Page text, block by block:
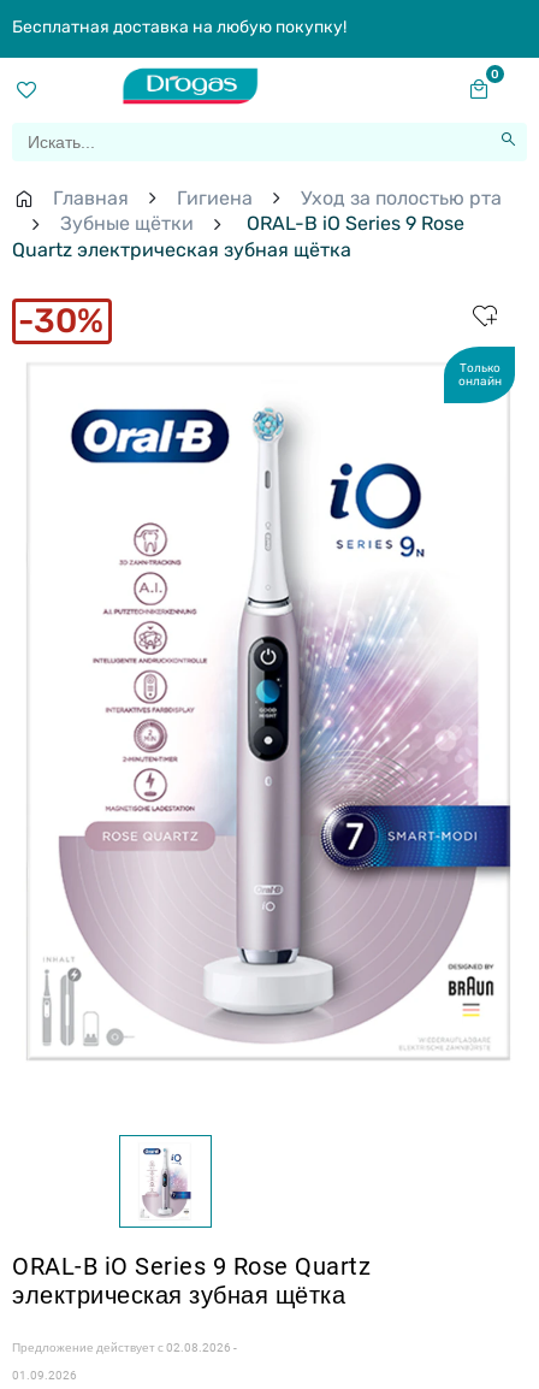
Бесплатная доставка на любую покупку!
0
Главная Гигиена
Уход за полостью рта
Зубные щётки
ORAL-B iO Series 9 Rose
Quartz электрическая зубная щётка
30%
Только
онлайн
ORAL-B iO Series 9 Rose Quartz
электрическая зубная щётка
Предложение действует с02.08.2026 -
01.09.2026